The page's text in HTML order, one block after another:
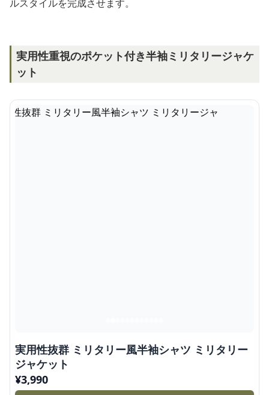
ルスタイルを完成させます。
実用性重視のポケット付き半袖ミリタリージャケ
ット
実用性抜群 ミリタリー風半袖シャツ ミリタリー
ジャケット
¥3,990